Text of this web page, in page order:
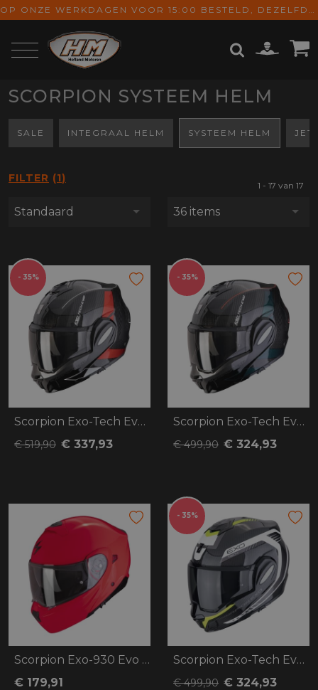
OP ONZE WERKDAGEN VOOR 15:00 BESTELD, DEZELFDE DAG VERZONDEN! GRATIS VERZENDING VANAF € 65,-
ZOEKEN
SCORPION SYSTEEM HELM
SALE INTEGRAAL HELM SYSTEEM HELM
FILTER 1
Standaard
1 - 17 van 17
36 items
- 35%
Scorpion Exo-Tech Evo Carbon Cad
€ 519,90 € 337,93
- 35%
Scorpion Exo-Tech Evo Carbon Cad
€ 499,90 € 324,93
Scorpion Exo-930 Evo Solid
€ 179,91
- 35%
Scorpion Exo-Tech Evo Carbon Cosy
€ 499,90 € 324,93